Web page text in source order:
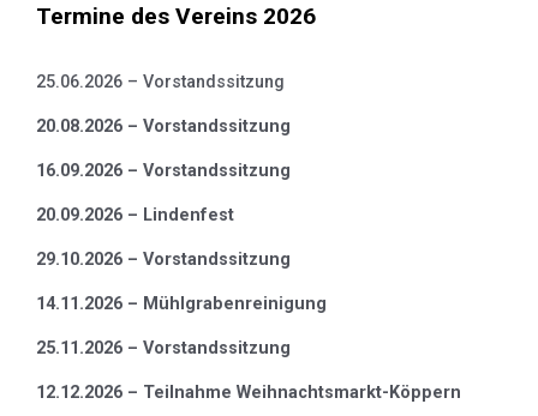
Termine des Vereins 2026
25.06.2026 – Vorstandssitzung
20.08.2026 – Vorstandssitzung
16.09.2026 – Vorstandssitzung
20.09.2026 – Lindenfest
29.10.2026 – Vorstandssitzung
14.11.2026 – Mühlgrabenreinigung
25.11.2026 – Vorstandssitzung
12.12.2026 – Teilnahme Weihnachtsmarkt-Köppern